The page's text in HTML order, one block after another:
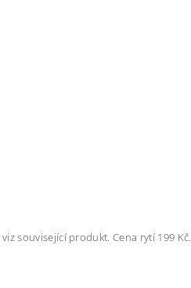
související produkt. Cena rytí 199 Kč.